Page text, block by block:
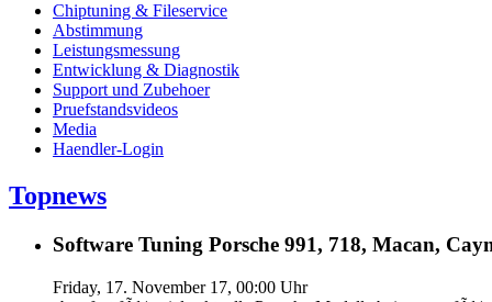
Chiptuning & Fileservice
Abstimmung
Leistungsmessung
Entwicklung & Diagnostik
Support und Zubehoer
Pruefstandsvideos
Media
Haendler-Login
Topnews
Software Tuning Porsche 991, 718, Macan,
Friday, 17. November 17, 00:00 Uhr